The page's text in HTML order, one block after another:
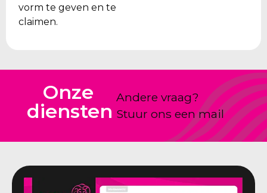
vorm te geven en te
claimen.
Onze
diensten
Andere vraag?
Stuur ons een mail